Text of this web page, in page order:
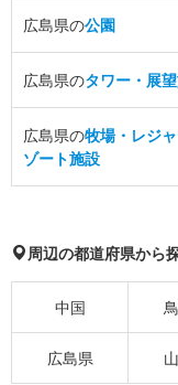
広島県の公園
広島県のタワー・展
広島県の牧場・レジ
ゾート施設
周辺の都道府県から
中国
広島県